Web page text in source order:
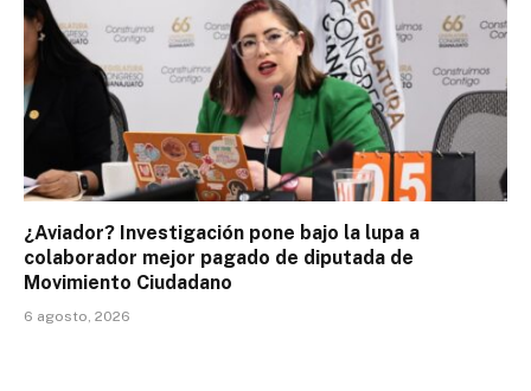
¿Aviador? Investigación pone bajo la lupa a
colaborador mejor pagado de diputada de
Movimiento Ciudadano
6 agosto, 2026